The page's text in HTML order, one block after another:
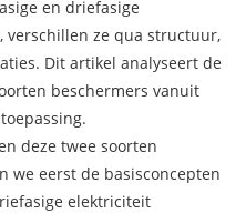
en driefasige
verschillen ze qua structuur,
Dit artikel analyseert de
beschermers vanuit
deze twee soorten
we eerst de basisconcepten
elektriciteit